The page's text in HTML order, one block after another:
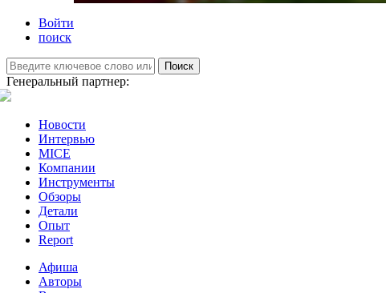
Войти
поиск
Поиск
Генеральный партнер:
Новости
Интервью
MICE
Компании
Инструменты
Обзоры
Детали
Опыт
Report
Афиша
Авторы